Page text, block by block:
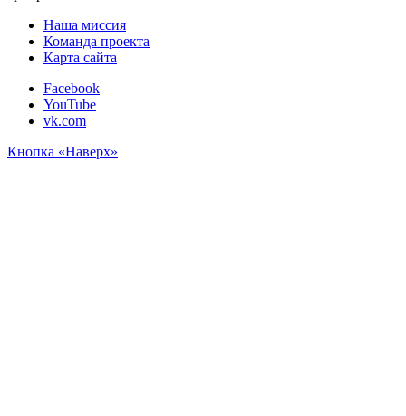
Наша миссия
Команда проекта
Карта сайта
Facebook
YouTube
vk.com
Кнопка «Наверх»